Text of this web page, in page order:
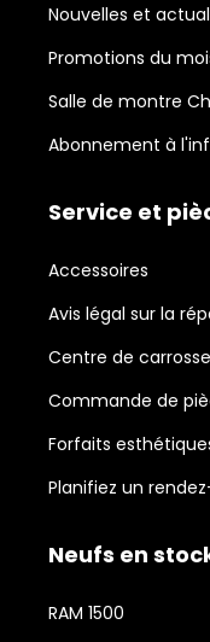
Nouvelles et
Promotions du
Salle de montre
Abonnement à
Service et
Accessoires
Avis légal sur la
Centre de
Commande de
Forfaits
Planifiez un
Neufs en
RAM 1500